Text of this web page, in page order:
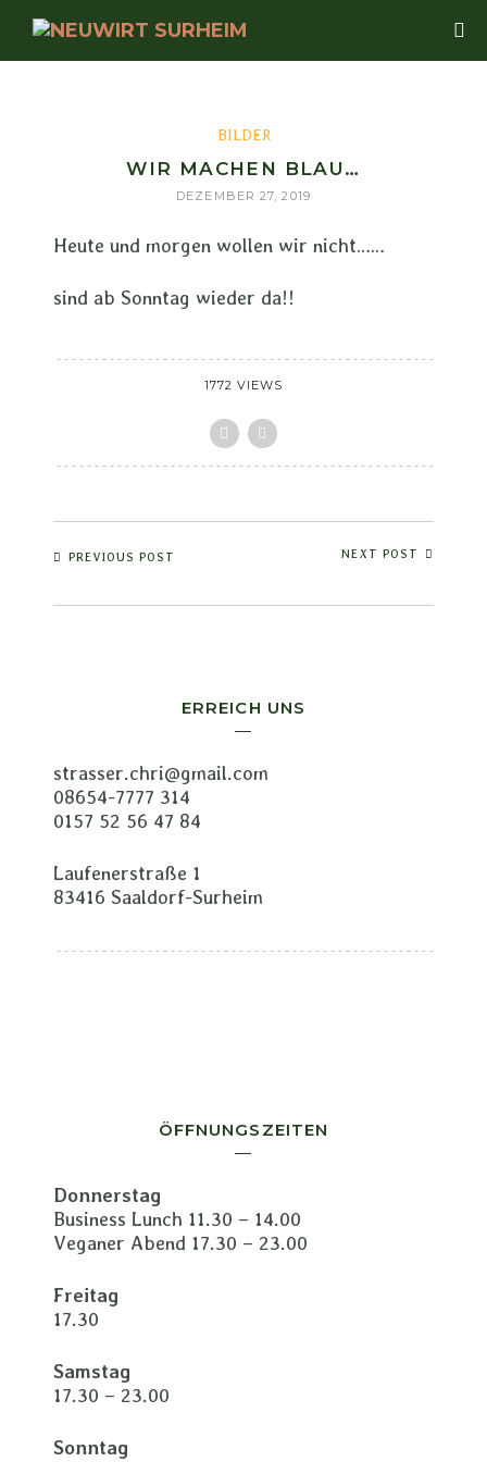
BILDER
WIR MACHEN BLAU…
DEZEMBER 27, 2019
Heute und morgen wollen wir nicht……
sind ab Sonntag wieder da!!
1772 VIEWS
PREVIOUS POST NEXT POST
ERREICH UNS
strasser.chri@gmail.com
08654-7777 314
0157 52 56 47 84
Laufenerstraße 1
83416 Saaldorf-Surheim
ÖFFNUNGSZEITEN
Donnerstag
Business Lunch 11.30 – 14.00
Veganer Abend 17.30 – 23.00
Freitag
17.30
Samstag
17.30 – 23.00
Sonntag